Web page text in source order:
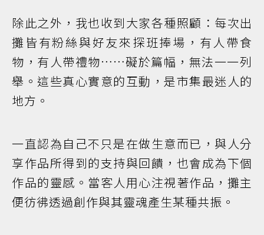
除此之外，我也收到大家各種照顧：每次出
攤皆有粉絲與好友來探班捧場，有人帶食
物，有人帶禮物……礙於篇幅，無法一一列
舉。這些真心實意的互動，是市集最迷人的
地方。
一直認為自己不只是在做生意而已，與人分
享作品所得到的支持與回饋，也會成為下個
作品的靈感。當客人用心注視著作品，攤主
便彷彿透過創作與其靈魂產生某種共振。